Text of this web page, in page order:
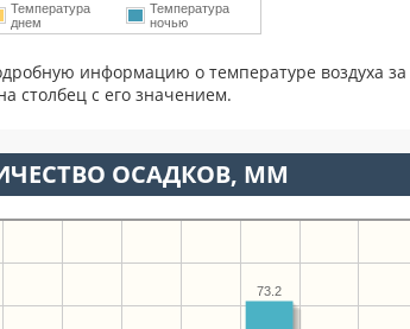
Температура
днем
Температура
ночью
информацию о температуре воздуха за
столбец с его значением.
ОСАДКОВ, ММ
73.2